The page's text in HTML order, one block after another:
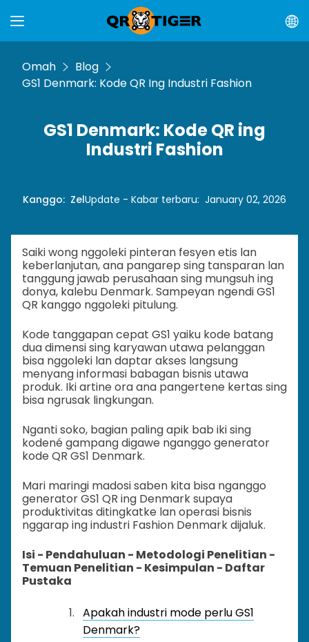
Omah
Blog
GS1 Denmark: Kode QR Ing Industri Fashion
GS1 Denmark: Kode QR ing
Industri Fashion
Kanggo: ZelUpdate - Kabar terbaru: January 02, 2026
Saiki wong nggoleki pinteran fesyen etis lan
keberlanjutan, ana pangarep sing tansparan lan
tanggung jawab perusahaan sing mungsuh ing
donya, kalebu Denmark. Sampeyan ngendi GS1
QR kanggo nggoleki pitulung.
Kode tanggapan cepat GS1 yaiku kode batang
dua dimensi sing karyawan utawa pelanggan
bisa nggoleki lan daptar akses langsung
menyang informasi babagan bisnis utawa
produk. Iki artine ora ana pangertene kertas sing
bisa ngrusak lingkungan.
Nganti soko, bagian paling apik bab iki sing
kodené gampang digawe nganggo generator
kode QR GS1 Denmark.
Mari maringi madosi saben kita bisa nganggo
generator GS1 QR ing Denmark supaya
produktivitas ditingkatke lan operasi bisnis
nggarap ing industri Fashion Denmark dijaluk.
Isi - Pendahuluan - Metodologi Penelitian -
Temuan Penelitian - Kesimpulan - Daftar
Pustaka
Apakah industri mode perlu GS1
Denmark?